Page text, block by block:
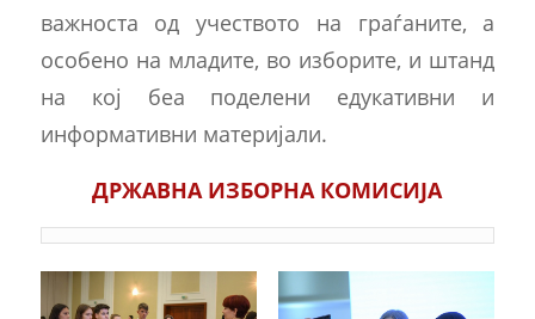
важноста од учеството на граѓаните, а
особено на младите, во изборите, и штанд
на кој беа поделени едукативни и
информативни материјали.
ДРЖАВНА ИЗБОРНА КОМИСИЈА